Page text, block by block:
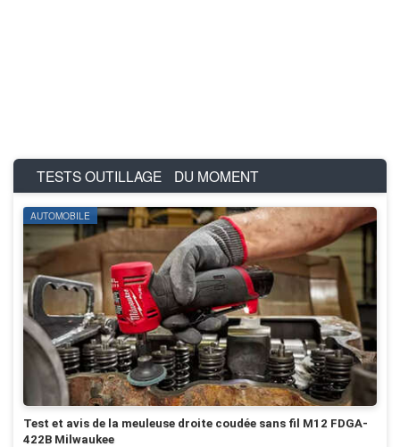
TESTS OUTILLAGE DU MOMENT
AUTOMOBILE
Test et avis de la meuleuse droite coudée sans fil M12 FDGA-
422B Milwaukee